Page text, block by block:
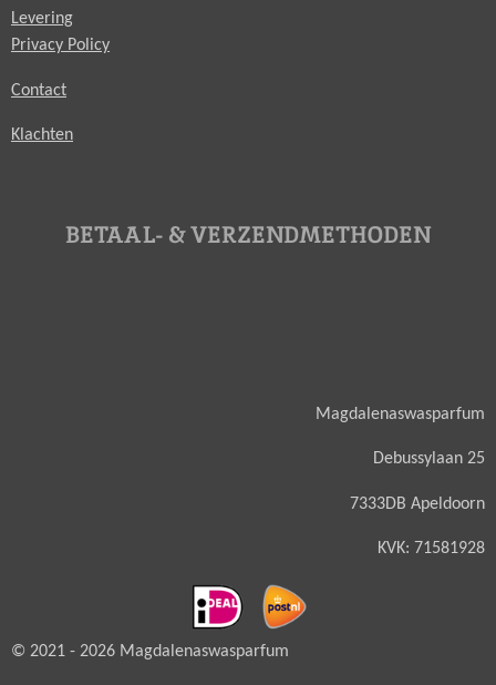
Levering
Privacy Policy
Contact
Klachten
BETAAL- & VERZENDMETHODEN
Magdalenaswasparfum
Debussylaan 25
7333DB Apeldoorn
KVK: 71581928
© 2021 - 2026 Magdalenaswasparfum